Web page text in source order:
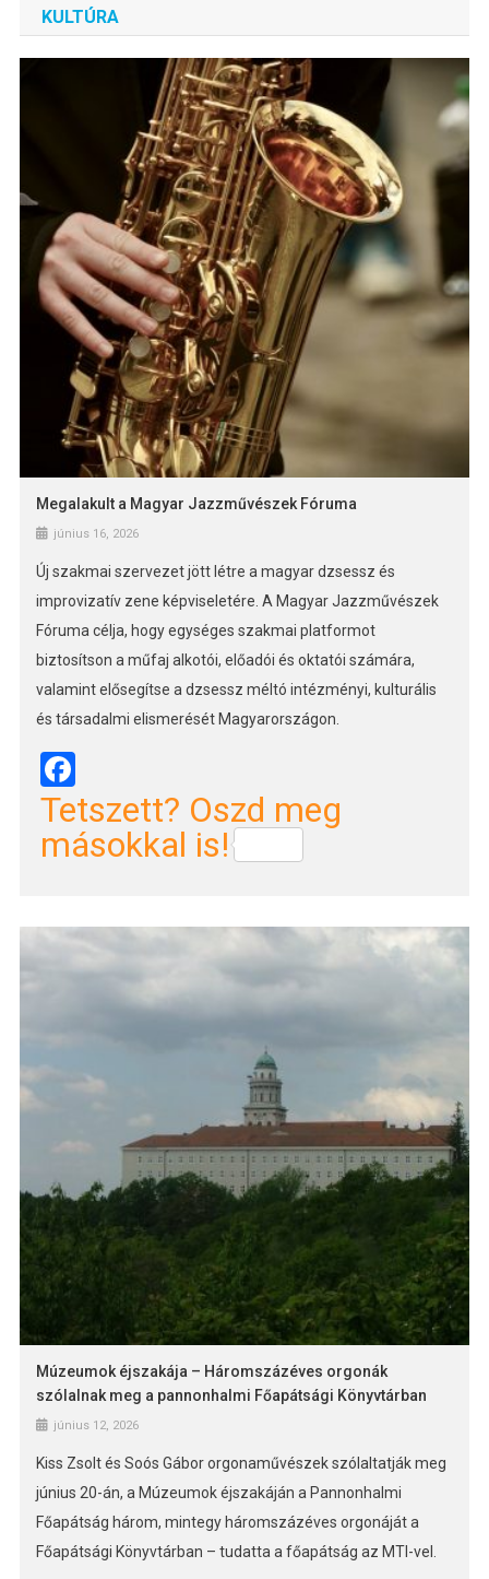
KULTÚRA
Megalakult a Magyar Jazzművészek Fóruma
június 16, 2026
Új szakmai szervezet jött létre a magyar dzsessz és
improvizatív zene képviseletére. A Magyar Jazzművészek
Fóruma célja, hogy egységes szakmai platformot
biztosítson a műfaj alkotói, előadói és oktatói számára,
valamint elősegítse a dzsessz méltó intézményi, kulturális
és társadalmi elismerését Magyarországon.
Facebook
Tetszett? Oszd meg
másokkal is!
Múzeumok éjszakája – Háromszázéves orgonák
szólalnak meg a pannonhalmi Főapátsági Könyvtárban
június 12, 2026
Kiss Zsolt és Soós Gábor orgonaművészek szólaltatják meg
június 20-án, a Múzeumok éjszakáján a Pannonhalmi
Főapátság három, mintegy háromszázéves orgonáját a
Főapátsági Könyvtárban – tudatta a főapátság az MTI-vel.